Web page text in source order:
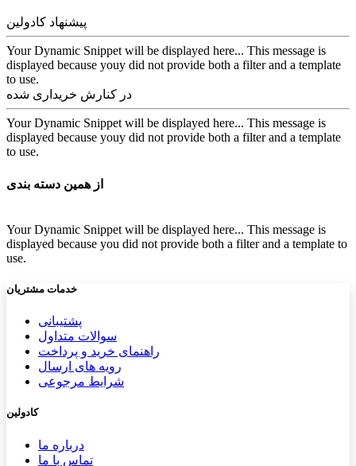
پیشنهاد کادولین
Your Dynamic Snippet will be displayed here... This message is
displayed because youy did not provide both a filter and a template
to use.
در کنارش خریداری شده
Your Dynamic Snippet will be displayed here... This message is
displayed because youy did not provide both a filter and a template
to use.
از همین دسته بندی
Your Dynamic Snippet will be displayed here... This message is
displayed because you did not provide both a filter and a template to
use.
خدمات مشتریان
پشتیب​​انی
سوالات متداول
راهنمای خرید و پرداخت
رویه های ارسال
شرایط مرجوعی
کادولین
درباره ما
تماس با ما